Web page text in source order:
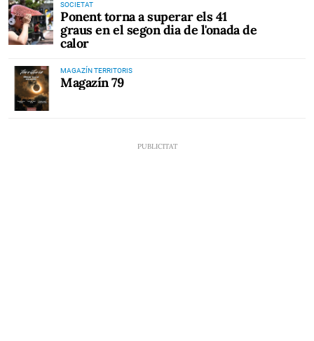
SOCIETAT
Ponent torna a superar els 41
graus en el segon dia de l'onada de
calor
MAGAZÍN TERRITORIS
Magazín 79